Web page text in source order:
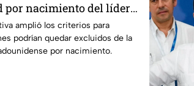
por nacimiento del líder
amplió los criterios para
podrían quedar excluidos de la
por nacimiento.